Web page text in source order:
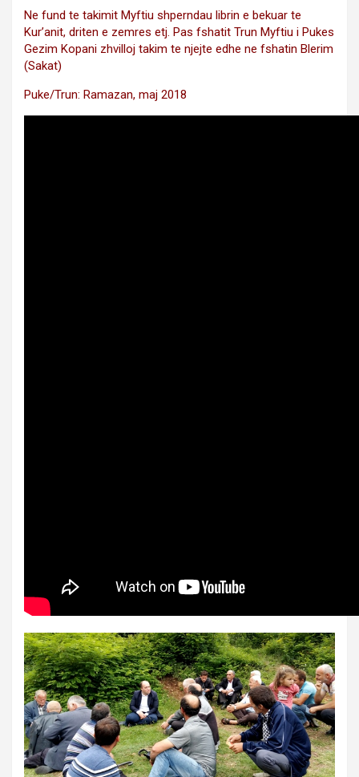
Ne fund te takimit Myftiu shperndau librin e bekuar te
Kur’anit, driten e zemres etj. Pas fshatit Trun Myftiu i Pukes
Gezim Kopani zhvilloj takim te njejte edhe ne fshatin Blerim
(Sakat)
Puke/Trun: Ramazan, maj 2018